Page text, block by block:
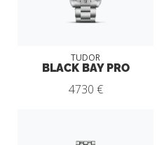
TUDOR
BLACK BAY PRO
4730 €